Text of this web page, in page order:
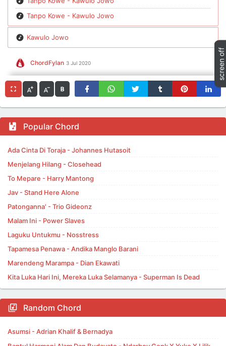
Tanpo Kowe - Kawulo Jowo
Kawulo Jowo
ChordFylan 3 Jul 2020
Popular Chord
Ada Cinta Di Toraja - Johannes Hutasoit
Menjelang Hilang - Closehead
To Mepare - Harry Mantong
Jav - Stand Here Alone
Patonganna' - Trio Gideonz
Malam Ini - Power Slaves
Laguku Untukmu - Nosstress
Tapamesa Penawa - Andika Manglo Barani
Marendeng Marampa - Dian Ekawati
Kita Luka Hari Ini, Mereka Luka Selamanya - Superman Is Dead
Random Chord
Asumsi - Adrian Khalif & Bernadya